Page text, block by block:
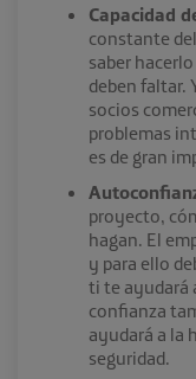
Capacidad
constante
saber
deben faltar.
socios
problemas
es de gran
proyecto,
hagan. El
y para ello
ti te ayudará
confianza
ayudará a la
seguridad.